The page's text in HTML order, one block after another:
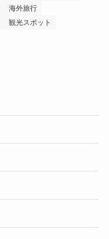
海外旅行
観光スポット